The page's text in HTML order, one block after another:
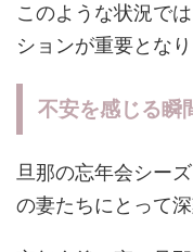
このような状況で
ションが重要となり
不安を感じる瞬
旦那の忘年会シー
の妻たちにとって